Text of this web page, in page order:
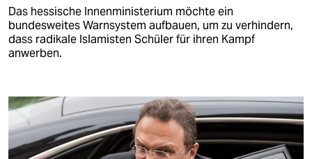
Das hessische Innenministerium möchte ein
bundesweites Warnsystem aufbauen, um zu verhindern,
dass radikale Islamisten Schüler für ihren Kampf
anwerben.